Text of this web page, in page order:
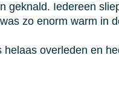
geknald. Iedereen
zo enorm warm in
overleden en